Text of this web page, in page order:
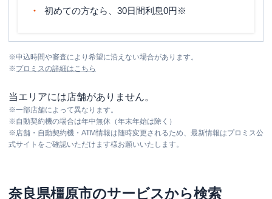
初めての方なら、30日間利息0円※
※申込時間や審査により希望に沿えない場合があります。
※プロミスの詳細はこちら
当エリアには店舗がありません。
※一部店舗によって異なります。
※自動契約機の場合は年中無休（年末年始は除く）
※店舗・自動契約機・ATM情報は随時変更されるため、最新情報はプロミス公
式サイトをご確認いただけます様お願いいたします。
奈良県橿原市のサービスから検索